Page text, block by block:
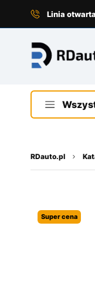
Linia
RDauto.pl
Super cena